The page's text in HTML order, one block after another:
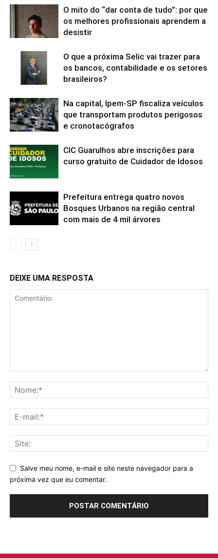
O mito do “dar conta de tudo”: por que
os melhores profissionais aprendem a
desistir
O que a próxima Selic vai trazer para
os bancos, contabilidade e os setores
brasileiros?
Na capital, Ipem-SP fiscaliza veículos
que transportam produtos perigosos
e cronotacógrafos
CIC Guarulhos abre inscrições para
curso gratuito de Cuidador de Idosos
Prefeitura entrega quatro novos
Bosques Urbanos na região central
com mais de 4 mil árvores
DEIXE UMA RESPOSTA
Salve meu nome, e-mail e site neste navegador para a
próxima vez que eu comentar.